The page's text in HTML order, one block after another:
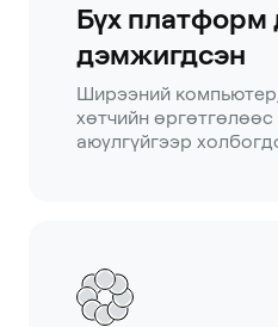
Бүх платформ
дэмжигдсэн
Ширээний
хөтчийн
аюулгүйгээр